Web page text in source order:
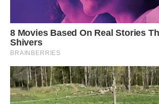
Для тіла здоров’я, для серця — кохання,
Хай справдяться мрії, думки та бажання,
Шановна, Христина, у день цей прекрасний.
Бажаємо радості, ніжності й щастя!